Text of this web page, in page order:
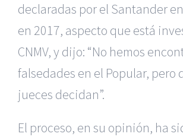
declaradas por el Santander
en 2017, aspecto que está
CNMV, y dijo: “No hemos
falsedades en el Popular, pero
jueces decidan”.
El proceso, en su opinión, ha